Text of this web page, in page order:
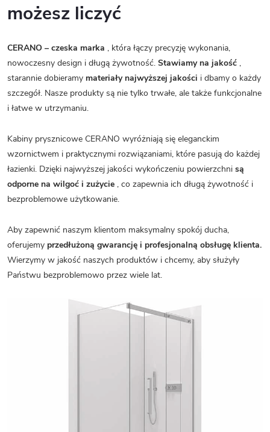
możesz liczyć
CERANO – czeska marka , która łączy precyzję wykonania,
nowoczesny design i długą żywotność. Stawiamy na jakość ,
starannie dobieramy materiały najwyższej jakości i dbamy o każdy
szczegół. Nasze produkty są nie tylko trwałe, ale także funkcjonalne
i łatwe w utrzymaniu.
Kabiny prysznicowe CERANO wyróżniają się eleganckim
wzornictwem i praktycznymi rozwiązaniami, które pasują do każdej
łazienki. Dzięki najwyższej jakości wykończeniu powierzchni są
odporne na wilgoć i zużycie , co zapewnia ich długą żywotność i
bezproblemowe użytkowanie.
Aby zapewnić naszym klientom maksymalny spokój ducha,
oferujemy przedłużoną gwarancję i profesjonalną obsługę klienta.
Wierzymy w jakość naszych produktów i chcemy, aby służyły
Państwu bezproblemowo przez wiele lat.